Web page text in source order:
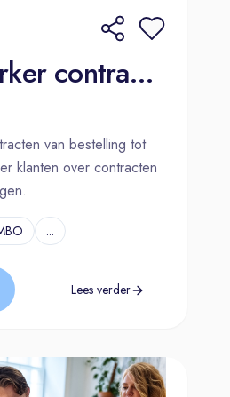
Medewerker contractbeheer - AA Lease
van bestelling tot
klanten over contracten
...
Lees verder